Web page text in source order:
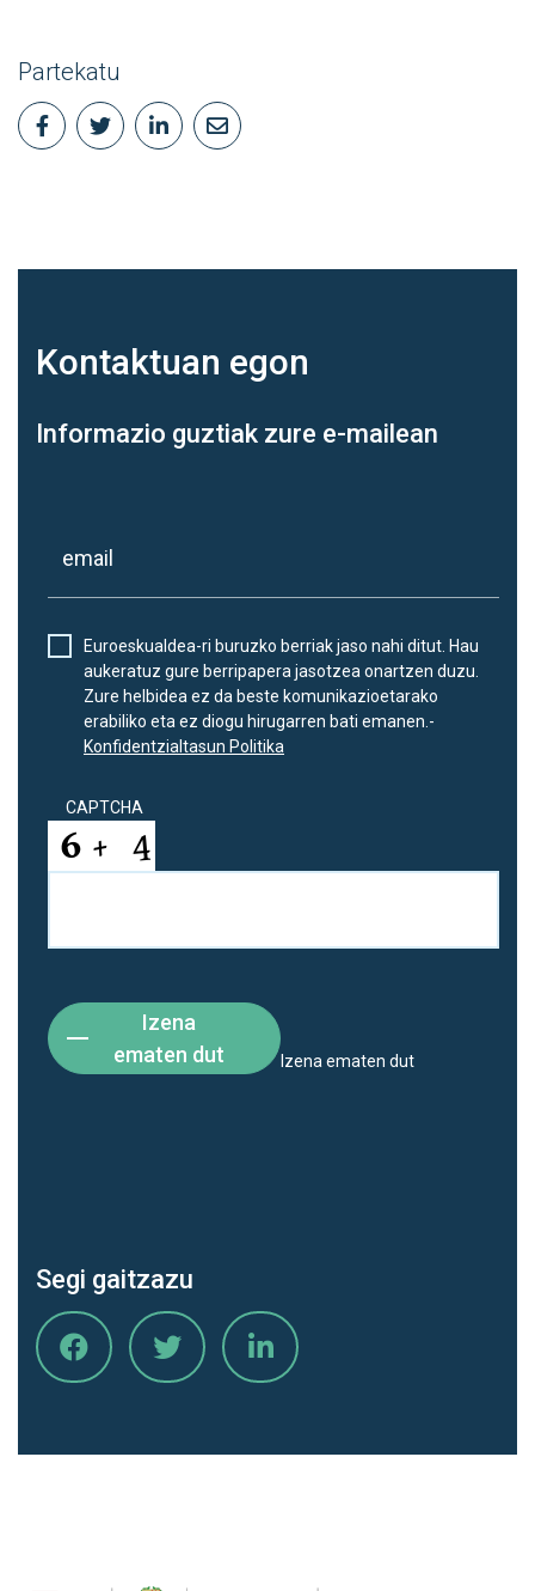
Partekatu
Kontaktuan egon
Informazio guztiak zure e-mailean
Euroeskualdea-ri buruzko berriak jaso nahi ditut. Hau
aukeratuz gure berripapera jasotzea onartzen duzu.
Zure helbidea ez da beste komunikazioetarako
erabiliko eta ez diogu hirugarren bati emanen.-
Konfidentzialtasun Politika
CAPTCHA
Izena
ematen dut
Izena ematen dut
Segi gaitzazu